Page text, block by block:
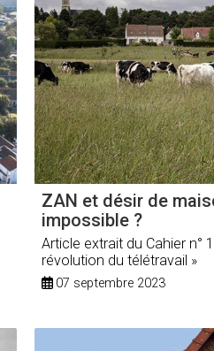
ZAN et désir de
impossible ?
Article extrait du Cahier n°
révolution du télétravail »
07 septembre 2023